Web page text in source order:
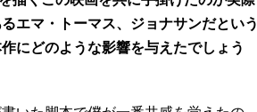
エマ・トーマス、ジョナサンだという
にどのような影響を与えたでしょう